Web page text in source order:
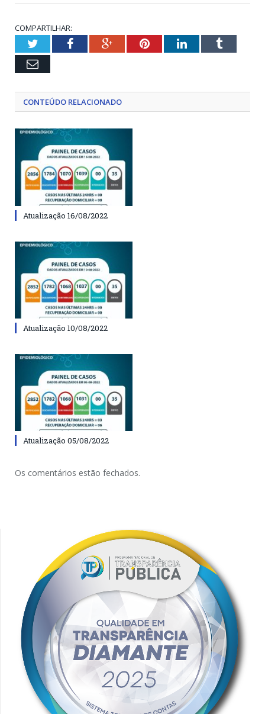
COMPARTILHAR:
TwitterFacebookGoogle+PinterestLinkedInTumblr
Email
CONTEÚDO RELACIONADO
Atualização 16/08/2022
Atualização 10/08/2022
Atualização 05/08/2022
Os comentários estão fechados.